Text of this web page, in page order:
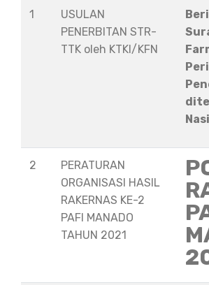
1
USULAN
PENERBITAN STR-
TTK oleh KTKI/KFN
2
PERATURAN
ORGANISASI HASIL
RAKERNAS KE-2
PAFI MANADO
TAHUN 2021